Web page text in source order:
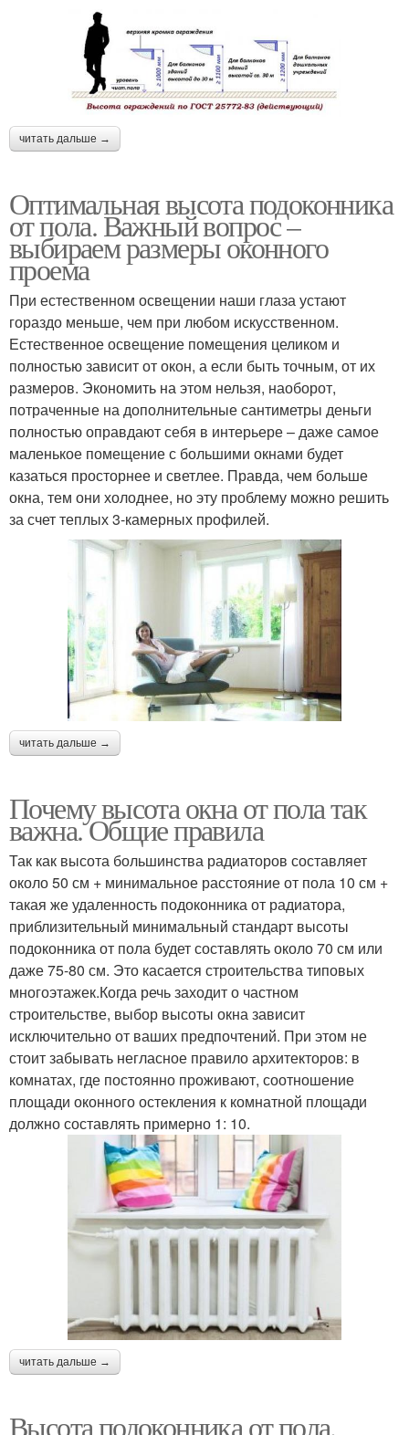
читать дальше →
Оптимальная высота подоконника
от пола. Важный вопрос –
выбираем размеры оконного
проема
При естественном освещении наши глаза устают
гораздо меньше, чем при любом искусственном.
Естественное освещение помещения целиком и
полностью зависит от окон, а если быть точным, от их
размеров. Экономить на этом нельзя, наоборот,
потраченные на дополнительные сантиметры деньги
полностью оправдают себя в интерьере – даже самое
маленькое помещение с большими окнами будет
казаться просторнее и светлее. Правда, чем больше
окна, тем они холоднее, но эту проблему можно решить
за счет теплых 3-камерных профилей.
читать дальше →
Почему высота окна от пола так
важна. Общие правила
Так как высота большинства радиаторов составляет
около 50 см + минимальное расстояние от пола 10 см +
такая же удаленность подоконника от радиатора,
приблизительный минимальный стандарт высоты
подоконника от пола будет составлять около 70 см или
даже 75-80 см. Это касается строительства типовых
многоэтажек.Когда речь заходит о частном
строительстве, выбор высоты окна зависит
исключительно от ваших предпочтений. При этом не
стоит забывать негласное правило архитекторов: в
комнатах, где постоянно проживают, соотношение
площади оконного остекления к комнатной площади
должно составлять примерно 1: 10.
читать дальше →
Высота подоконника от пола.